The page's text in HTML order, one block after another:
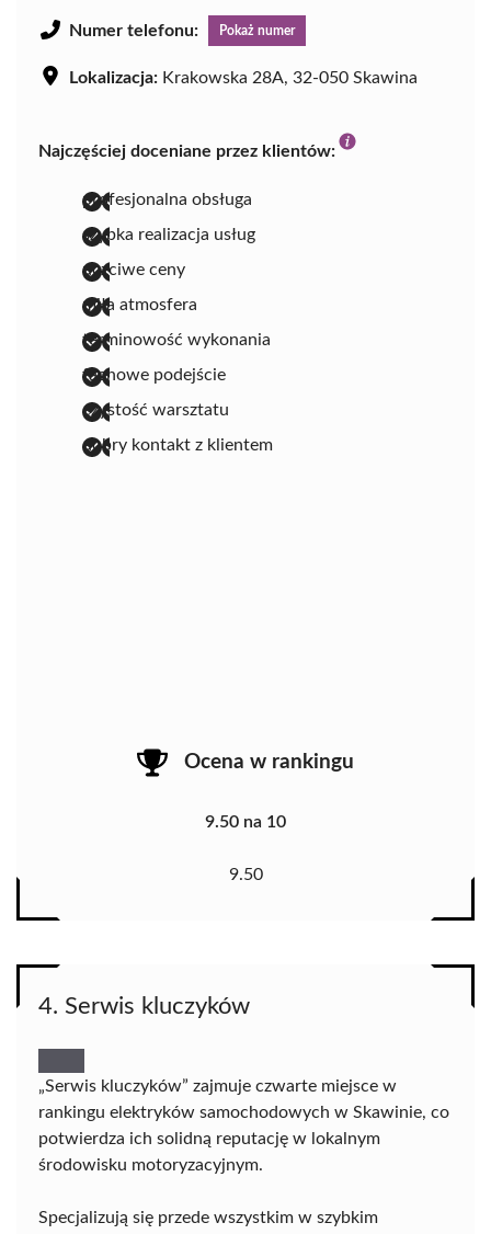
Numer telefonu: Pokaż numer
Lokalizacja: Krakowska 28A, 32-050 Skawina
Najczęściej doceniane przez klientów:
profesjonalna obsługa
szybka realizacja usług
uczciwe ceny
miła atmosfera
terminowość wykonania
fachowe podejście
czystość warsztatu
dobry kontakt z klientem
Ocena w rankingu
9.50 na 10
9.50
4. Serwis kluczyków
„Serwis kluczyków” zajmuje czwarte miejsce w
rankingu elektryków samochodowych w Skawinie, co
potwierdza ich solidną reputację w lokalnym
środowisku motoryzacyjnym.
Specjalizują się przede wszystkim w szybkim